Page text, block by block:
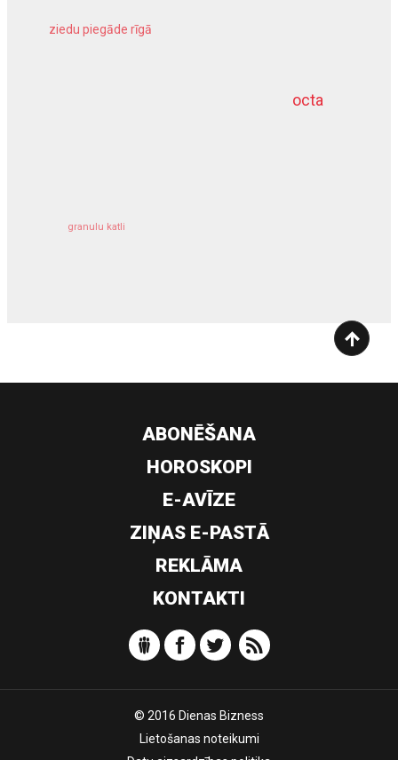
octa
ziedu piegāde rīgā
granulu katli
dziļurbums
ABONĒŠANA
HOROSKOPI
E-AVĪZE
ZIŅAS E-PASTĀ
REKLĀMA
KONTAKTI
© 2016 Dienas Bizness
Lietošanas noteikumi